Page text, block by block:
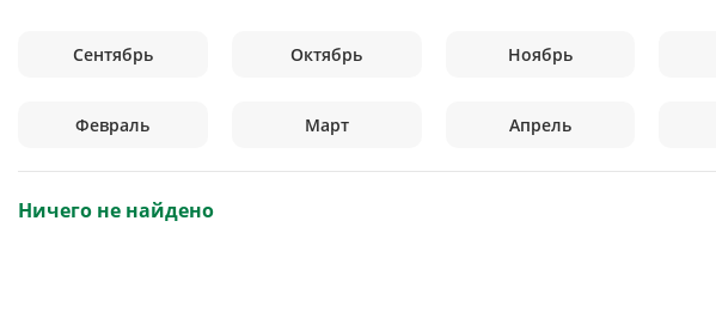
Сентябрь Октябрь Ноябрь
Февраль Март Апрель
Ничего не найдено